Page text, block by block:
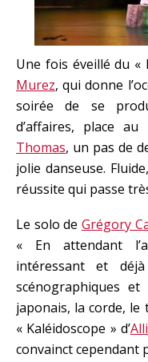
Une fois éveillé du «
Murez, qui donne
soirée de se
d’affaires, place
Thomas, un pas de
jolie danseuse.
réussite qui passe
Le solo de Grégory
« En attendant
intéressant et
scénographiques et
japonais, la corde, le
« Kaléidoscope » d’
convainct cependant